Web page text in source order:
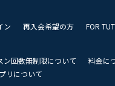
ン 再入会希望の方 FOR
ン回数無制限について 料金に
リについて